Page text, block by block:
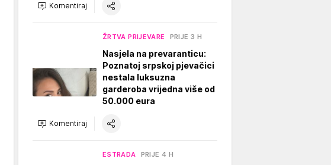
Komentiraj
ŽRTVA PRIJEVARE PRIJE 3 H
Nasjela na prevaranticu:
Poznatoj srpskoj pjevačici
nestala luksuzna
garderoba vrijedna više od
50.000 eura
Komentiraj
ESTRADA PRIJE 4 H